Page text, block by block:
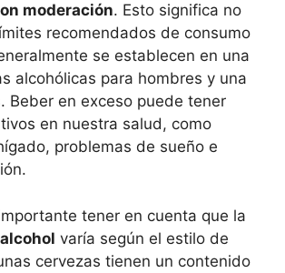
moderación. Esto significa no
recomendados de consumo
se establecen en una
alcohólicas para hombres y una
Beber en exceso puede tener
en nuestra salud, como
problemas de sueño e
tener en cuenta que la
varía según el estilo de
cervezas tienen un contenido